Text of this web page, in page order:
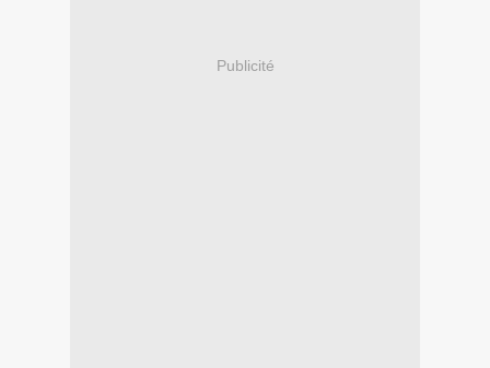
Publicité